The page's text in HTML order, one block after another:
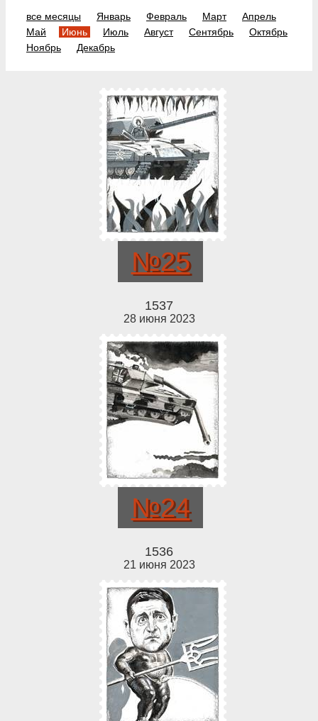
все месяцы Январь Февраль Март
Апрель
Май
Июнь Июль Август Сентябрь
Октябрь
Ноябрь
Декабрь
№25
1537
28 июня 2023
№24
1536
21 июня 2023